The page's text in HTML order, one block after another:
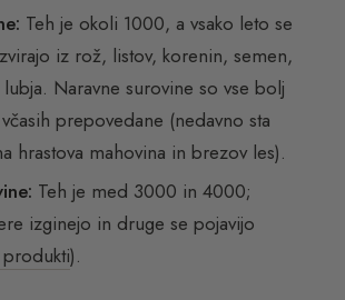
Teh je okoli 1000, a vsako leto se
iz rož, listov, korenin, semen,
Naravne surovine so vse bolj
prepovedane (nedavno sta
hrastova mahovina in brezov les).
Teh je med 3000 in 4000;
izginejo in druge se pojavijo
).